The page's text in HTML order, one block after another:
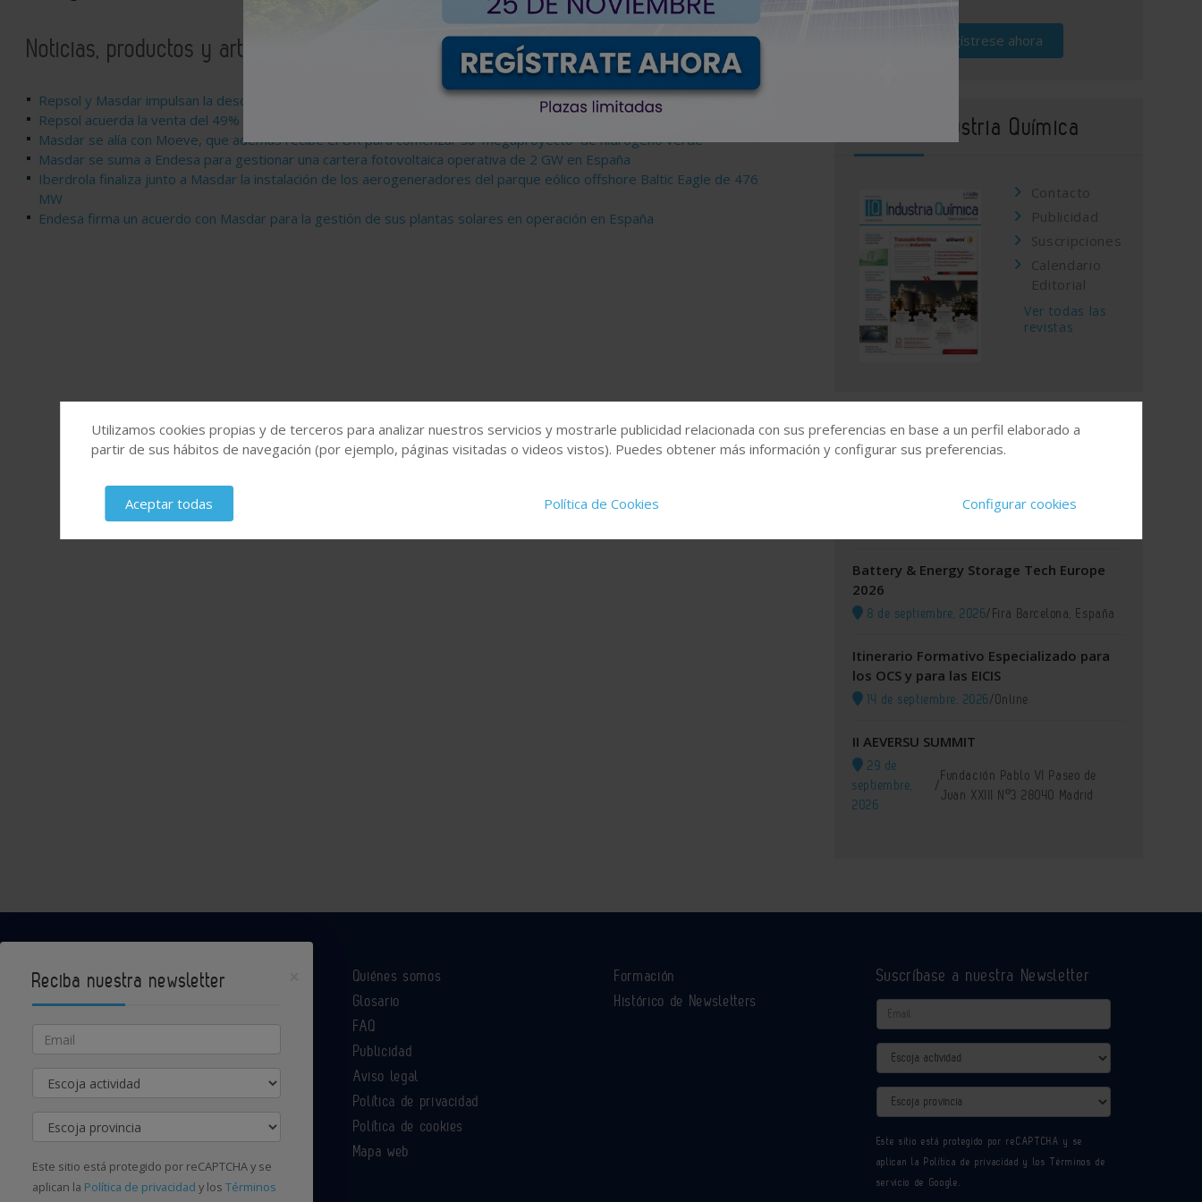
Noticias, productos y artículos relacionados a masdar
Repsol y Masdar impulsan la descarbonización industrial con una alianza renovable de 849 millones de euros
Repsol acuerda la venta del 49% de su mayor cartera de energías renovables en España a Masdar
Masdar se alía con Moeve, que además recibe el OK para comenzar su ´megaproyecto´ de hidrógeno verde
Masdar se suma a Endesa para gestionar una cartera fotovoltaica operativa de 2 GW en España
Iberdrola finaliza junto a Masdar la instalación de los aerogeneradores del parque eólico offshore Baltic Eagle de 476
MW
Endesa firma un acuerdo con Masdar para la gestión de sus plantas solares en operación en España
Regístrese ahora
Revista Industria Química
Contacto
Publicidad
Suscripciones
Calendario
Editorial
Ver todas las
revistas
Agenda
XI GREEN IUPAC 2026
Battery & Energy Storage Tech Europe
2026
8 de septiembre, 2026/Fira Barcelona, España
Itinerario Formativo Especializado para
los OCS y para las EICIS
14 de septiembre, 2026/Online
II AEVERSU SUMMIT
29 de
septiembre,
2026
/
Fundación Pablo VI Paseo de
Juan XXIII Nº3 28040 Madrid
Contacte con nosotros
Quiénes somos
Glosario
FAQ
Publicidad
Aviso legal
Política de privacidad
Política de cookies
Mapa web
Formación
Histórico de Newsletters
Suscríbase a nuestra Newsletter
Email
Actividad
Provincia
Este sitio está protegido por reCAPTCHA y se
aplican la Política de privacidad y losTérminos de
servicio de Google.
Utilizamos cookies propias y de terceros para analizar nuestros servicios y mostrarle publicidad relacionada con sus preferencias en base a un perfil elaborado a
partir de sus hábitos de navegación (por ejemplo, páginas visitadas o videos vistos). Puedes obtener más información y configurar sus preferencias.
Aceptar todas Política de Cookies Configurar cookies
Reciba nuestra newsletter
Email
Actividad
Provincia
Este sitio está protegido por reCAPTCHA y se
aplican la Política de privacidad y los Términos